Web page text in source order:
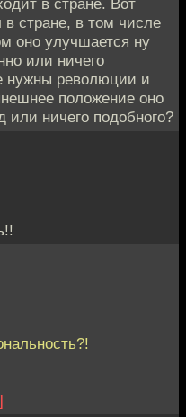
в стране, в том числе
оно улучшается ну
или ничего
нужны революции и
положение оно
или ничего подобного?